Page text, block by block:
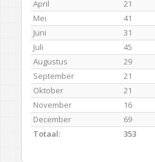
April
21
Mei
41
Juni
31
Juli
45
Augustus
29
September
21
Oktober
21
November
16
December
69
Totaal:
353